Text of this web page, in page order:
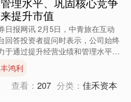
提升市值
日报网讯 2月5日，中青旅在互动
回答投资者提问时表示，公司始终
于通过提升经营业绩和管理水平、
核心竞争力来提升市值，同时，公
视与投资者的沟通交....
鸿利
查看：207 分类：佳禾资本